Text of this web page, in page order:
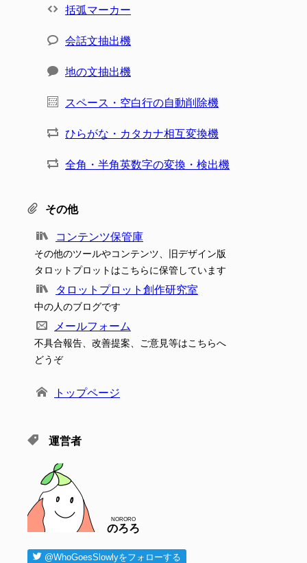
括弧マーカー
会話文抽出機
地の文抽出機
スペース・空白行の自動削除機
ひらがな・カタカナ相互変換機
全角・半角英数字の変換・検出機
その他
コンテンツ保管庫
その他のツールやコンテンツ、旧デザイン版
タロットプロットはこちらに保管しています
タロットプロット創作研究室
中の人のブログです
メールフォーム
不具合報告、改善提案、ご意見等はこちらへ
どうぞ
トップページ
運営者
のろろ
NORORO
@WhoGoesSlowlyをフォローする